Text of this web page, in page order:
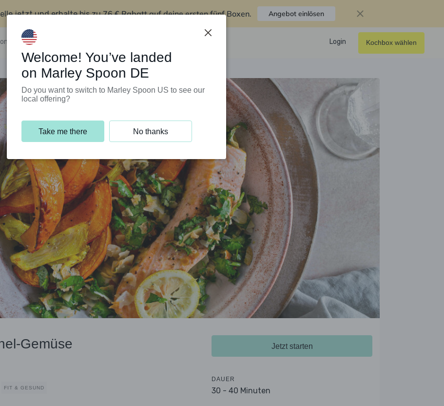
jetzt und erhalte bis zu76 € Rabatt auf deine ersten fünf Boxen. Angebot einlösen
Kundenservice Login Kochbox wählen
Gemüse
FIT & GESUND
Jetzt starten
DAUER
30 - 40 Minuten
Welcome! You’ve landed
on Marley Spoon DE
Do you want to switch to Marley Spoon US to see our
local offering?
Take me there No thanks